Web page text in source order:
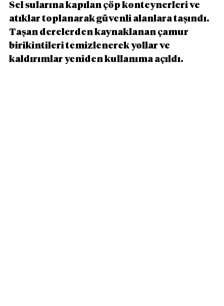
Sel sularına kapılan çöp konteynerleri ve
atıklar toplanarak güvenli alanlara taşındı.
Taşan derelerden kaynaklanan çamur
birikintileri temizlenerek yollar ve
kaldırımlar yeniden kullanıma açıldı.